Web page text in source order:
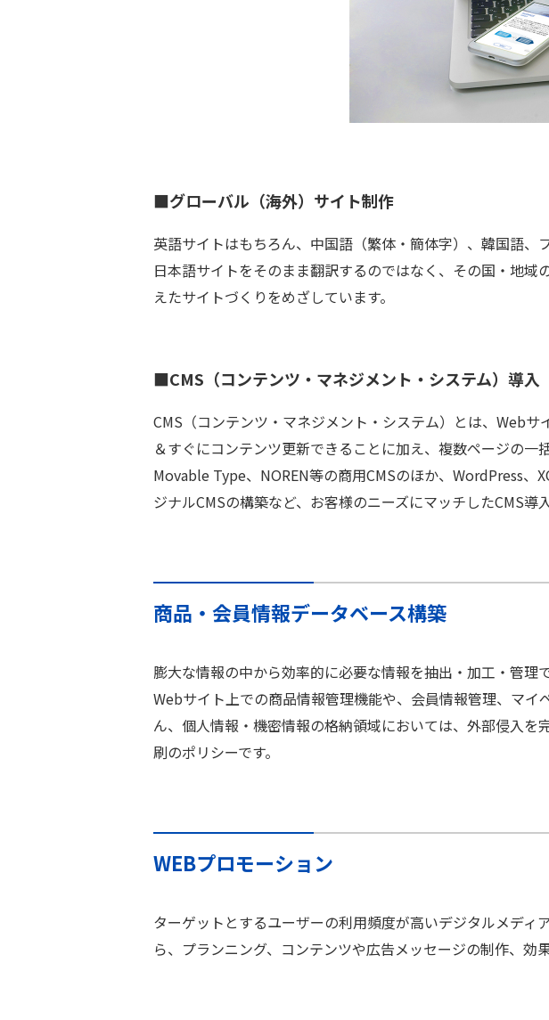
■グローバル（海外）サイト制作
英語サイトはもちろん、中国語（繁体・簡体字）、韓国語、
日本語サイトをそのまま翻訳するのではなく、その国・地
えたサイトづくりをめざしています。
■CMS（コンテンツ・マネジメント・システム）導入
CMS（コンテンツ・マネジメント・システム）とは、Web
＆すぐにコンテンツ更新できることに加え、複数ページの一
Movable Type、NOREN等の商用CMSのほか、WordPress、
ジナルCMSの構築など、お客様のニーズにマッチしたCMS導
商品・会員情報データベース構築
膨大な情報の中から効率的に必要な情報を抽出・加工・管理
Webサイト上での商品情報管理機能や、会員情報管理、マ
ん、個人情報・機密情報の格納領域においては、外部侵入
刷のポリシーです。
WEBプロモーション
ターゲットとするユーザーの利用頻度が高いデジタルメデ
ら、プランニング、コンテンツや広告メッセージの制作、効